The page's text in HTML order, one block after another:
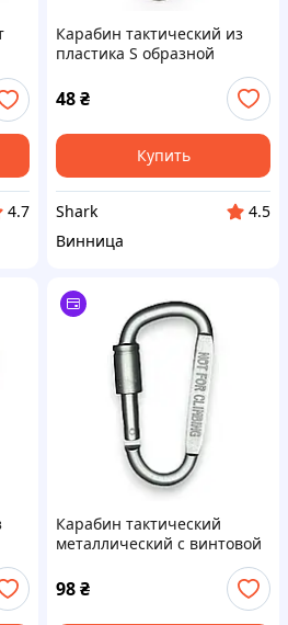
4.7
Карабин тактический из
пластика S образной
48₴
Купить
Shark
4.5
Винница
Карабин тактический
металлический с винтовой
98₴